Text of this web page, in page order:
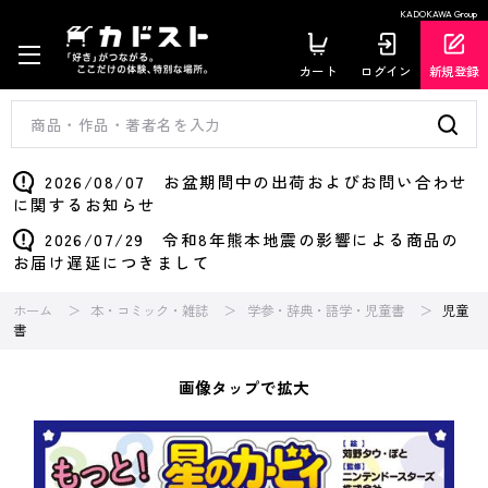
KADOKAWA Group
カート ログイン 新規登録
2026/08/07 お盆期間中の出荷およびお問い合わせ
に関するお知らせ
2026/07/29 令和8年熊本地震の影響による商品の
お届け遅延につきまして
ホーム 本・コミック・雑誌 学参・辞典・語学・児童書
児童
書
画像タップで拡大